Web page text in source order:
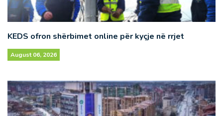
KEDS ofron shërbimet online për kyçje në rrjet
August 06, 2026